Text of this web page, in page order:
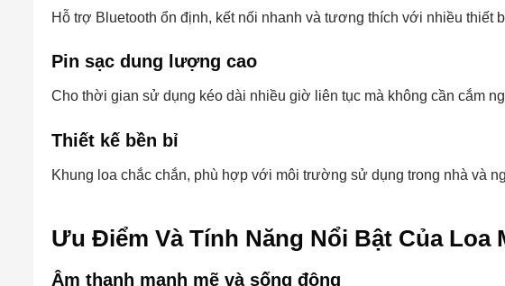
Hỗ trợ Bluetooth ổn định, kết nối nhanh và tương thích với nhiều thiết
Pin sạc dung lượng cao
Cho thời gian sử dụng kéo dài nhiều giờ liên tục mà không cần cắm
Thiết kế bền bỉ
Khung loa chắc chắn, phù hợp với môi trường sử dụng trong nhà và
Ưu Điểm Và Tính Năng Nổi Bật Của Loa
Âm thanh mạnh mẽ và sống động